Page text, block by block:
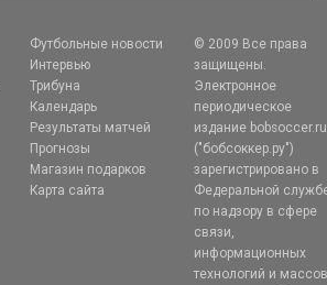
Футбольные новости
Интервью
Трибуна
Календарь
Результаты матчей
Прогнозы
Магазин подарков
Карта сайта
© 2009 Все права
защищены.
Электронное
периодическое
издание bobsoccer.ru
("бобсоккер.ру")
зарегистрировано в
Федеральной
по надзору в сфере
связи,
информационных
технологий и